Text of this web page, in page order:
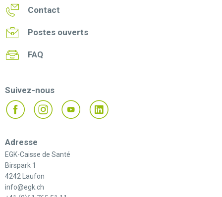
Contact
Postes ouverts
FAQ
Suivez-nous
Adresse
EGK-Caisse de Santé
Birspark 1
4242 Laufon
info@egk.ch